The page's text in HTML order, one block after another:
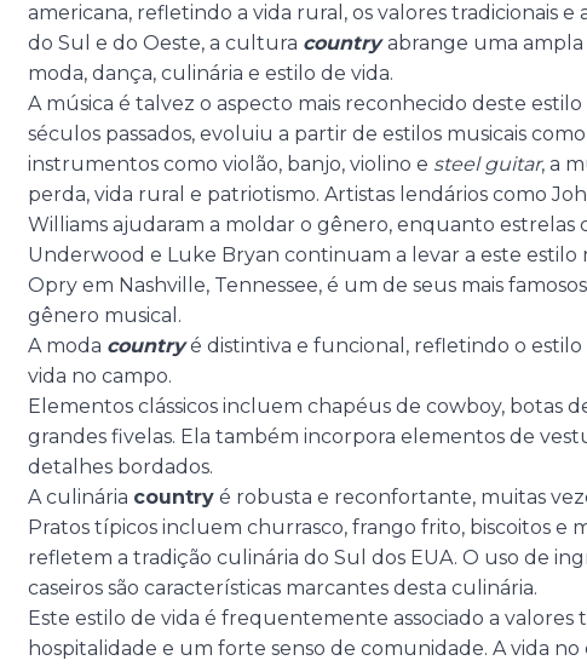
americana, refletindo a vida rural, os valores tradicionais e
do Sul e do Oeste, a cultura country abrange uma
moda, dança, culinária e estilo de vida.
A música é talvez o aspecto mais reconhecido deste
séculos passados, evoluiu a partir de estilos musicais
instrumentos como violão, banjo, violino e steel guitar, a
perda, vida rural e patriotismo. Artistas lendários como
Williams ajudaram a moldar o gênero, enquanto estrelas
Underwood e Luke Bryan continuam a levar a este estilo
Opry em Nashville, Tennessee, é um de seus mais
gênero musical.
A moda countryé distintiva e funcional, refletindo o estilo
vida no campo.
Elementos clássicos incluem chapéus de cowboy, botas
grandes fivelas. Ela também incorpora elementos de
detalhes bordados.
A culinária country é robusta e reconfortante, muitas
Pratos típicos incluem churrasco, frango frito, biscoitos e
refletem a tradição culinária do Sul dos EUA. O uso de
caseiros são características marcantes desta culinária.
Este estilo de vida é frequentemente associado a
hospitalidade e um forte senso de comunidade. A vida no